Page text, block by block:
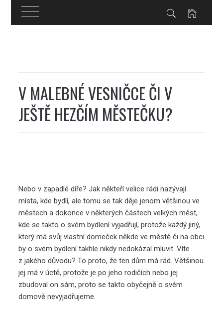
V MALEBNÉ VESNIČCE ČI V
JEŠTĚ HEZČÍM MĚSTEČKU?
Nebo v zapadlé díře? Jak někteří velice rádi nazývají
místa, kde bydlí, ale tomu se tak děje jenom většinou ve
městech a dokonce v některých částech velkých měst,
kde se takto o svém bydlení vyjadřují, protože každý jiný,
který má svůj vlastní domeček někde ve městě či na obci
by o svém bydlení takhle nikdy nedokázal mluvit. Víte
z jakého důvodu? To proto, že ten dům má rád. Většinou
jej má v úctě, protože je po jeho rodičích nebo jej
zbudoval on sám, proto se takto obyčejně o svém
domově nevyjadřujeme.